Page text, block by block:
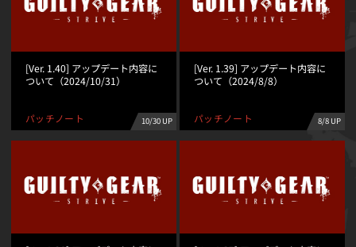
[Ver. 1.40] アップデート内容に
ついて（2024/10/31）
パッチノート 10/30 UP
[Ver. 1.39] アップデート内容に
ついて（2024/8/8）
パッチノート 8/8 UP